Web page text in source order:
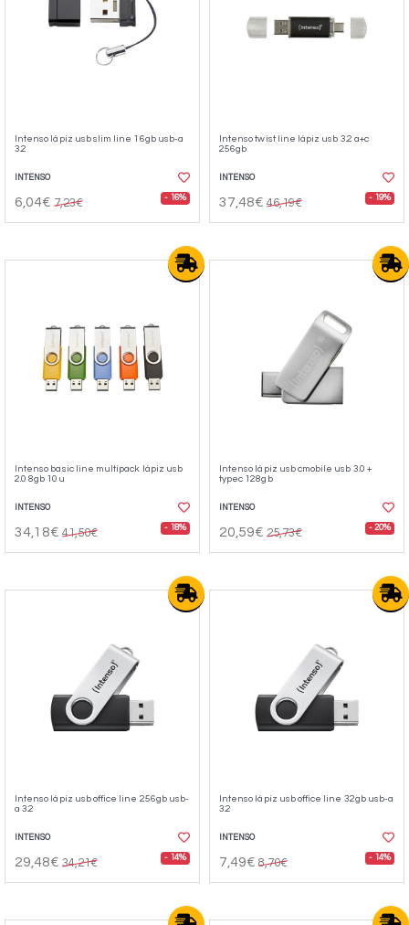
Intenso lápiz usb slim line 16gb usb-a
3.2
INTENSO
6,04€ 7,23€ - 16%
Intenso twist line lápiz usb 3.2 a+c
256gb
INTENSO
37,48€ 46,19€ - 19%
Intenso basic line multipack lápiz usb
2.0 8gb 10u
INTENSO
34,18€ 41,50€ - 18%
Intenso lápiz usb cmobile usb 3.0 +
typec 128gb
INTENSO
20,59€ 25,73€ - 20%
Intenso lápiz usb office line 256gb usb-
a 3.2
INTENSO
29,48€ 34,21€ - 14%
Intenso lápiz usb office line 32gb usb-a
3.2
INTENSO
7,49€ 8,70€ - 14%